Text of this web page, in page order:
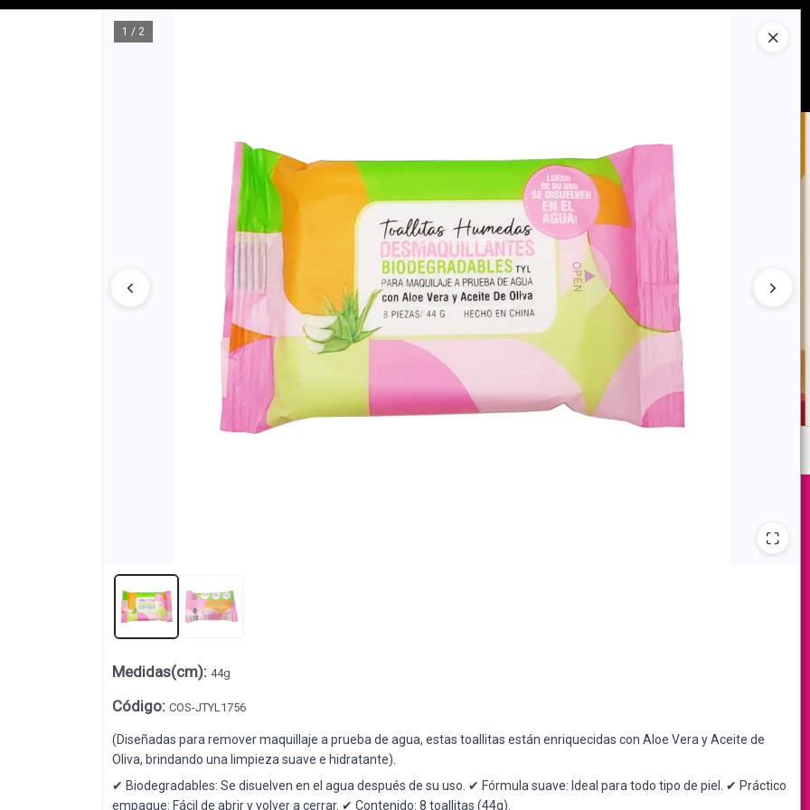
1 / 2
Medidas(cm): 44g
Código: COS-JTYL1756
(Diseñadas para remover maquillaje a prueba de agua, estas toallitas están enriquecidas con Aloe Vera y Aceite de
Oliva, brindando una limpieza suave e hidratante).
✔ Biodegradables: Se disuelven en el agua después de su uso. ✔ Fórmula suave: Ideal para todo tipo de piel. ✔ Práctico
empaque: Fácil de abrir y volver a cerrar. ✔ Contenido: 8 toallitas (44g).
Tienda solo para
Lista vacía